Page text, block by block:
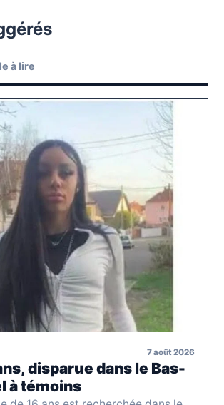
à lire
7 août 2026
disparue dans le Bas-
à témoins